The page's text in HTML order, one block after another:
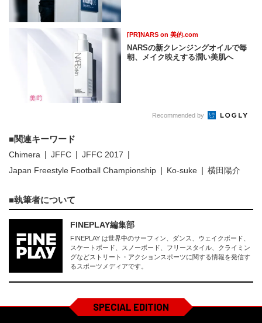
[PR]NARS on 美的.com
NARSの新クレンジングオイルで毎
朝、メイク映えする潤い美肌へ
Recommended by
関連キーワード
Chimera JFFC
JFFC 2017
Japan Freestyle Football Championship
Ko-suke 横田陽介
執筆者について
FINEPLAY編集部
FINEPLAY は世界中のサーフィン、ダンス、ウェイクボード、
スケートボード、スノーボード、フリースタイル、クライミン
グなどストリート・アクションスポーツに関する情報を発信す
るスポーツメディアです。
SPECIAL EDITION